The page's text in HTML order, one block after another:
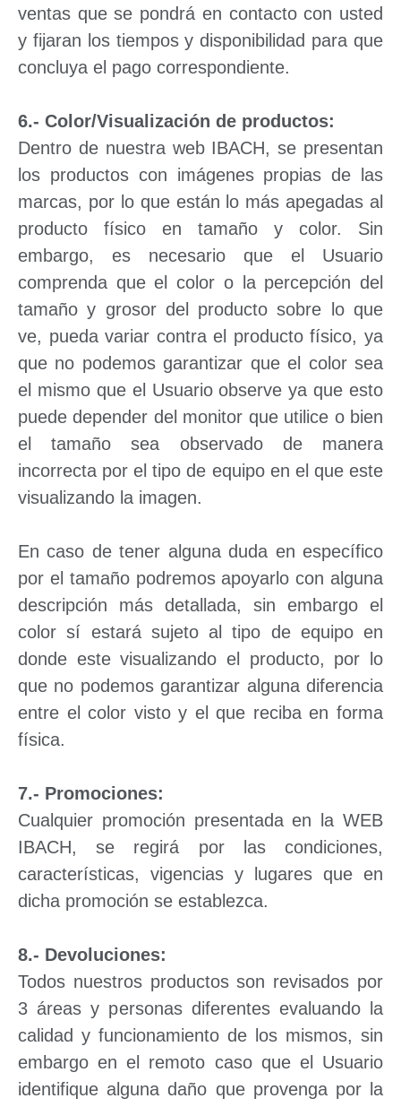
ventas que se pondrá en contacto con usted
y fijaran los tiempos y disponibilidad para que
concluya el pago correspondiente.
6.- Color/Visualización de productos:
Dentro de nuestra web IBACH, se presentan
los productos con imágenes propias de las
marcas, por lo que están lo más apegadas al
producto físico en tamaño y color. Sin
embargo, es necesario que el Usuario
comprenda que el color o la percepción del
tamaño y grosor del producto sobre lo que
ve, pueda variar contra el producto físico, ya
que no podemos garantizar que el color sea
el mismo que el Usuario observe ya que esto
puede depender del monitor que utilice o bien
el tamaño sea observado de manera
incorrecta por el tipo de equipo en el que este
visualizando la imagen.
En caso de tener alguna duda en específico
por el tamaño podremos apoyarlo con alguna
descripción más detallada, sin embargo el
color sí estará sujeto al tipo de equipo en
donde este visualizando el producto, por lo
que no podemos garantizar alguna diferencia
entre el color visto y el que reciba en forma
física.
7.- Promociones:
Cualquier promoción presentada en la WEB
IBACH, se regirá por las condiciones,
características, vigencias y lugares que en
dicha promoción se establezca.
8.- Devoluciones:
Todos nuestros productos son revisados por
3 áreas y personas diferentes evaluando la
calidad y funcionamiento de los mismos, sin
embargo en el remoto caso que el Usuario
identifique alguna daño que provenga por la